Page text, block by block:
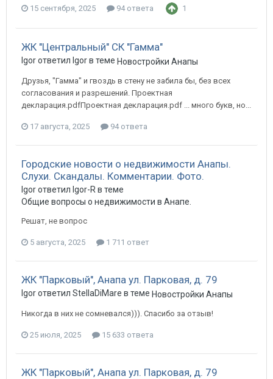
15 сентября, 2025 94 ответа 1
ЖК "Центральный" СК "Гамма"
Igor ответил Igor в теме Новостройки Анапы
Друзья, "Гамма" и гвоздь в стену не забила бы, без всех
согласования и разрешений. Проектная
декларация.pdfПроектная декларация.pdf ... много букв, но...
17 августа, 2025 94 ответа
Городские новости о недвижимости Анапы.
Слухи. Скандалы. Комментарии. Фото.
Igor ответил Igor-R в теме
Общие вопросы о недвижимости в Анапе.
Решат, не вопрос
5 августа, 2025 1 711 ответ
ЖК "Парковый", Анапа ул. Парковая, д. 79
Igor ответил StellaDiMare в теме Новостройки Анапы
Никогда в них не сомневался))). Спасибо за отзыв!
25 июля, 2025 15 633 ответа
ЖК "Парковый", Анапа ул. Парковая, д. 79